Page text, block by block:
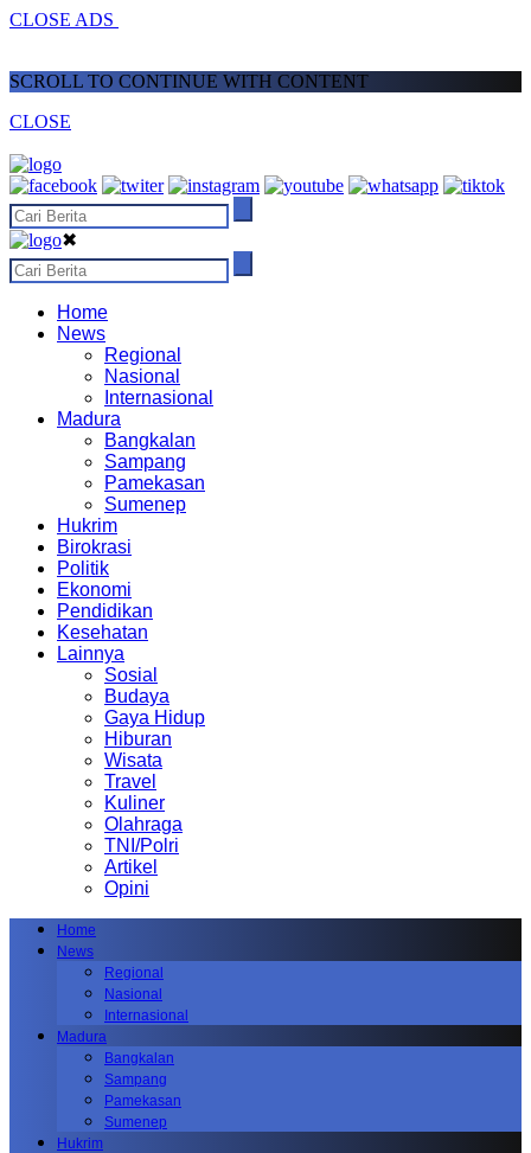
CLOSE ADS
SCROLL TO CONTINUE WITH CONTENT
CLOSE
✖
Home
News
Regional
Nasional
Internasional
Madura
Bangkalan
Sampang
Pamekasan
Sumenep
Hukrim
Birokrasi
Politik
Ekonomi
Pendidikan
Kesehatan
Lainnya
Sosial
Budaya
Gaya Hidup
Hiburan
Wisata
Travel
Kuliner
Olahraga
TNI/Polri
Artikel
Opini
Home
News
Regional
Nasional
Internasional
Madura
Bangkalan
Sampang
Pamekasan
Sumenep
Hukrim